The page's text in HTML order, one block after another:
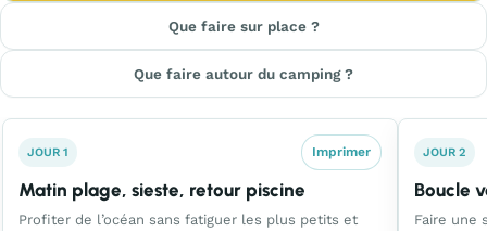
Que faire sur place ?
Que faire autour du camping ?
JOUR 1 Imprimer
Matin plage, sieste, retour piscine
Profiter de l’océan sans fatiguer les plus petits et
JOUR 2
Boucle
Faire une